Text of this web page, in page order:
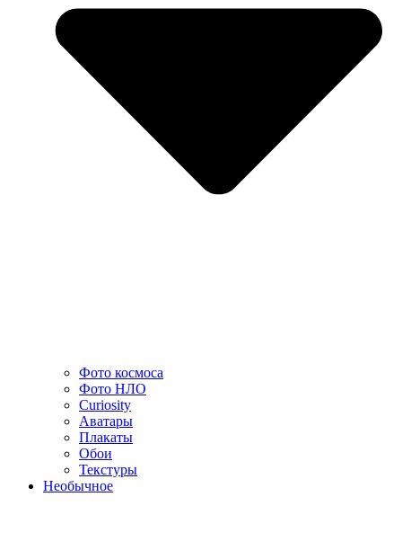
Фото космоса
Фото НЛО
Curiosity
Аватары
Плакаты
Обои
Текстуры
Необычное